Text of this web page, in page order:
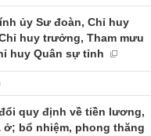
ủy Sư đoàn, Chỉ huy
huy trưởng, Tham mưu
huy Quân sự tỉnh
quy định về tiền lương,
ở; bổ nhiệm, phong thăng